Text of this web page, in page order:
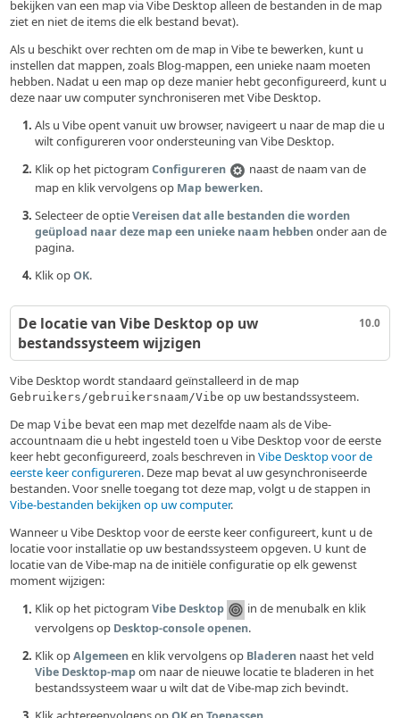
bekijken van een map via Vibe Desktop alleen de bestanden in de map
ziet en niet de items die elk bestand bevat).
Als u beschikt over rechten om de map in Vibe te bewerken, kunt u
instellen dat mappen, zoals Blog-mappen, een unieke naam moeten
hebben. Nadat u een map op deze manier hebt geconfigureerd, kunt u
deze naar uw computer synchroniseren met Vibe Desktop.
Als u Vibe opent vanuit uw browser, navigeert u naar de map die u
wilt configureren voor ondersteuning van Vibe Desktop.
Klik op het pictogramConfigureren
naast de naam van de
map en klik vervolgens op Map bewerken.
Selecteer de optieVereisen dat alle bestanden die worden
geüpload naar deze map een unieke naam hebbenonder aan de
pagina.
Klik opOK.
10.0
De locatie van Vibe Desktop op uw
bestandssysteem wijzigen
Vibe Desktop wordt standaard geïnstalleerd in de map
Gebruikers/gebruikersnaam/Vibe op uw bestandssysteem.
De mapVibe bevat een map met dezelfde naam als de Vibe-
accountnaam die u hebt ingesteld toen u Vibe Desktop voor de eerste
keer hebt geconfigureerd, zoals beschreven inVibe Desktop voor de
eerste keer configureren. Deze map bevat al uw gesynchroniseerde
bestanden. Voor snelle toegang tot deze map, volgt u de stappen in
Vibe-bestanden bekijken op uw computer.
Wanneer u Vibe Desktop voor de eerste keer configureert, kunt u de
locatie voor installatie op uw bestandssysteem opgeven. U kunt de
locatie van de Vibe-map na de initiële configuratie op elk gewenst
moment wijzigen:
Klik op het pictogramVibe Desktop
in de menubalk en klik
vervolgens op Desktop-console openen.
Klik opAlgemeenen klik vervolgens op Bladeren naast het veld
Vibe Desktop-mapom naar de nieuwe locatie te bladeren in het
bestandssysteem waar u wilt dat de Vibe-map zich bevindt.